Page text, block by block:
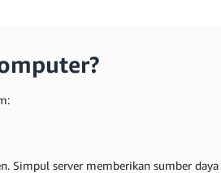
Simpul server memberikan sumber